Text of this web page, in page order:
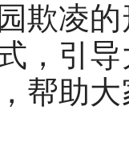
欺凌
，引
帮助